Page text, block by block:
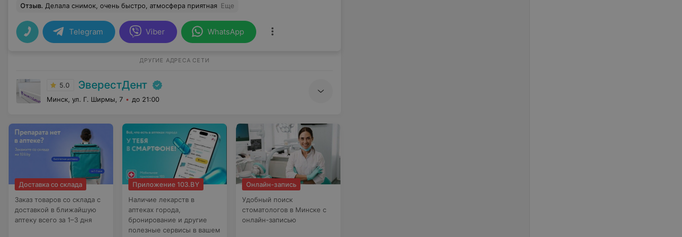
Отзыв. Делала снимок, очень быстро, атмосфера приятная Еще
Telegram Viber WhatsApp
ДРУГИЕ АДРЕСА СЕТИ
5.0 ЭверестДент
Минск, ул. Г. Ширмы, 7 до 21:00
Доставка со склада
Заказ товаров со склада с
доставкой в ближайшую
аптеку всего за 1–3 дня
Приложение 103.BY
Наличие лекарств в
аптеках города,
бронирование и другие
полезные сервисы в вашем
Онлайн-запись
Удобный поиск
стоматологов в Минске с
онлайн-записью